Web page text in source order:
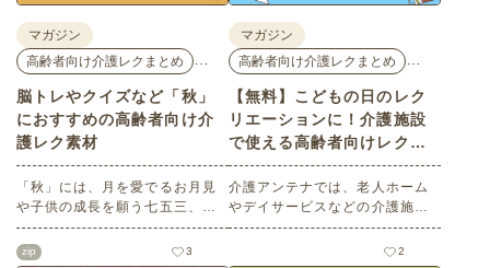
マガジン
高齢者向け介護レクまとめ
脳トレやクイズなど「秋」
におすすめの高齢者向け介
護レク素材
「秋」には、月を愛でるお月見
や子供の成長を願う七五三、深
まる秋を鑑賞する紅葉狩りな
ど、心を和ませるイベントがた
zip 3
マガジン
高齢者向け介護レクまとめ
【無料】こどもの日のレク
リエーションに！介護施設
で使える高齢者向けレク素
材
介護アンテナでは、老人ホーム
やデイサービスなどの介護施設
でご利用いただける高齢者向け
レク素材を多数ご用意していま
2